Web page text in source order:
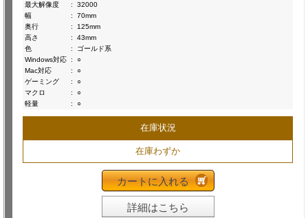
最大解像度
:
32000
幅
:
70mm
奥行
:
125mm
高さ
:
43mm
色
:
ゴールド系
Windows対応 :
○
Mac対応
:
○
ゲーミング
:
○
マクロ
:
○
軽量
: ○
在庫状況
在庫わずか
カートに入れる
詳細はこちら